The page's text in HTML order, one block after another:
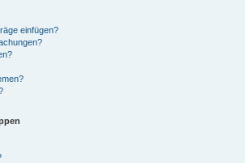
einfügen?